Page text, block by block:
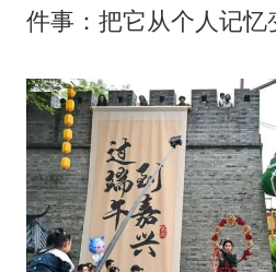
件事：把它从个人记忆